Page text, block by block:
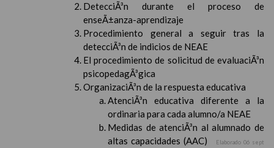
DetecciÃ³n durante el proceso de
enseÃ±anza-aprendizaje
Procedimiento general a seguir tras la
detecciÃ³n de indicios de NEAE
El procedimiento de solicitud de evaluaciÃ³n
psicopedagÃ³gica
OrganizaciÃ³n de la respuesta educativa
AtenciÃ³n educativa diferente a la
ordinaria para cada alumno/a NEAE
Medidas de atenciÃ³n al alumnado de
altas capacidades (AAC)
Elaborado 06 sept